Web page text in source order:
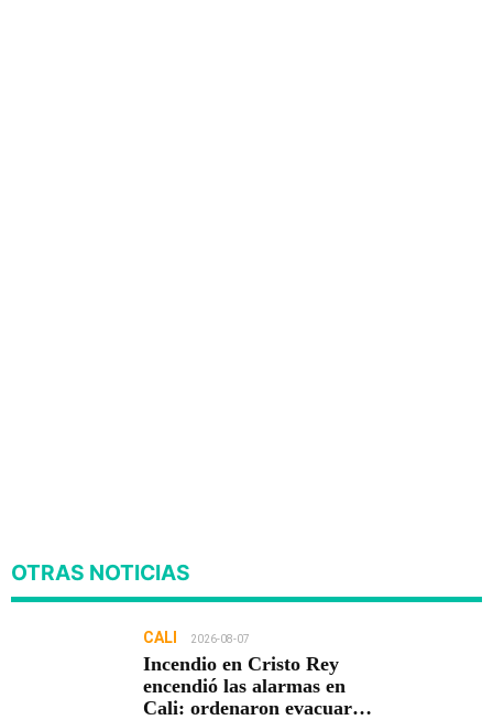
OTRAS NOTICIAS
CALI 2026-08-07
Incendio en Cristo Rey
encendió las alarmas en
Cali: ordenaron evacuar